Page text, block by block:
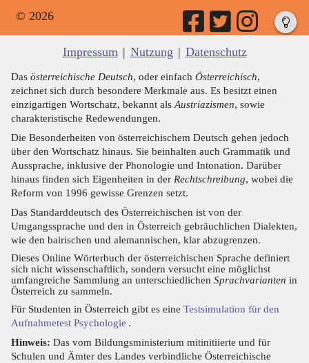
© 2026
Impressum | Nutzung | Datenschutz
Das österreichische Deutsch, oder einfach Österreichisch,
zeichnet sich durch besondere Merkmale aus. Es besitzt einen
einzigartigen Wortschatz, bekannt als Austriazismen, sowie
charakteristische Redewendungen.
Die Besonderheiten von österreichischem Deutsch gehen jedoch
über den Wortschatz hinaus. Sie beinhalten auch Grammatik und
Aussprache, inklusive der Phonologie und Intonation. Darüber
hinaus finden sich Eigenheiten in der Rechtschreibung, wobei die
Reform von 1996 gewisse Grenzen setzt.
Das Standarddeutsch des Österreichischen ist von der
Umgangssprache und den in Österreich gebräuchlichen Dialekten,
wie den bairischen und alemannischen, klar abzugrenzen.
Dieses Online Wörterbuch der österreichischen Sprache definiert
sich nicht wissenschaftlich, sondern versucht eine möglichst
umfangreiche Sammlung an unterschiedlichen Sprachvarianten in
Österreich zu sammeln.
Für Studenten in Österreich gibt es eine Testsimulation für den
Aufnahmetest Psychologie .
Hinweis: Das vom Bildungsministerium mitinitiierte und für
Schulen und Ämter des Landes verbindliche Österreichische